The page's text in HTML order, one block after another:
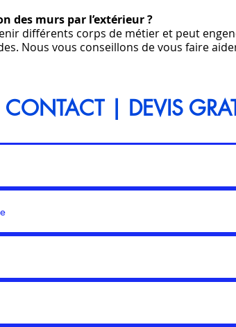
des murs par l’extérieur ?
différents corps de métier et peut
Nous vous conseillons de vous faire
CONTACT | DEVIS